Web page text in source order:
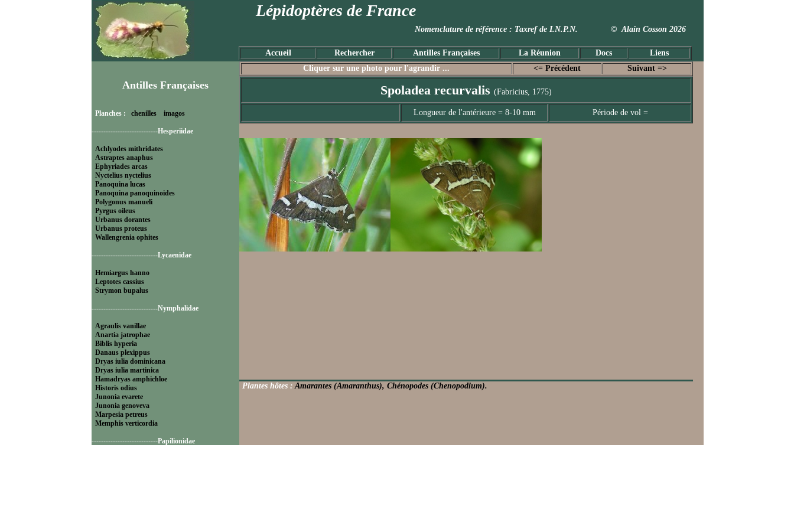
Lépidoptères de France
Nomenclature de référence : Taxref de I.N.P.N. © Alain Cosson 2026
Accueil Rechercher Antilles Françaises La Réunion Docs Liens
Antilles Françaises
Planches : chenilles imagos
----------------------------Hesperiidae
Achlyodes mithridates
Astraptes anaphus
Ephyriades arcas
Nyctelius nyctelius
Panoquina lucas
Panoquina panoquinoides
Polygonus manueli
Pyrgus oileus
Urbanus dorantes
Urbanus proteus
Wallengrenia ophites
----------------------------Lycaenidae
Hemiargus hanno
Leptotes cassius
Strymon bupalus
----------------------------Nymphalidae
Agraulis vanillae
Anartia jatrophae
Biblis hyperia
Danaus plexippus
Dryas iulia dominicana
Dryas iulia martinica
Hamadryas amphichloe
Historis odius
Junonia evarete
Junonia genoveva
Marpesia petreus
Memphis verticordia
----------------------------Papilionidae
Cliquer sur une photo pour l'agrandir ... <= Précédent Suivant =>
Spoladea recurvalis (Fabricius, 1775)
Longueur de l'antérieure = 8-10 mm Période de vol =
Plantes hôtes :Amarantes (Amaranthus), Chénopodes (Chenopodium).